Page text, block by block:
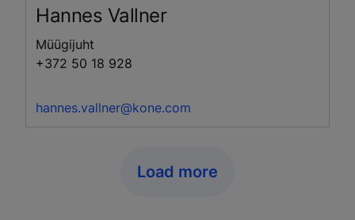
Hannes Vallner
Müügijuht
+372 50 18 928
hannes.vallner@kone.com
Load more